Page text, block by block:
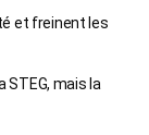
et freinent les
STEG, mais la